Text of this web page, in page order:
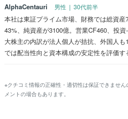
AlphaCentauri 男性 | 30代前半
本社は東証プライム市場、財務では総資
43%、純資産が3100億。営業CF460、投
大株主の内訳が法人個人が拮抗、外国人
では配当性向と資本構成の安定性を評価す
※クチコミ情報の正確性・適切性は保証できませ
メントの場合もあります。